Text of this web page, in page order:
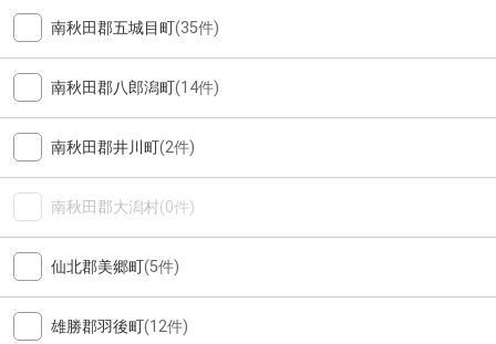
南秋田郡五城目町(35件)
南秋田郡八郎潟町(14件)
南秋田郡井川町(2件)
南秋田郡大潟村(0件)
仙北郡美郷町(5件)
雄勝郡羽後町(12件)